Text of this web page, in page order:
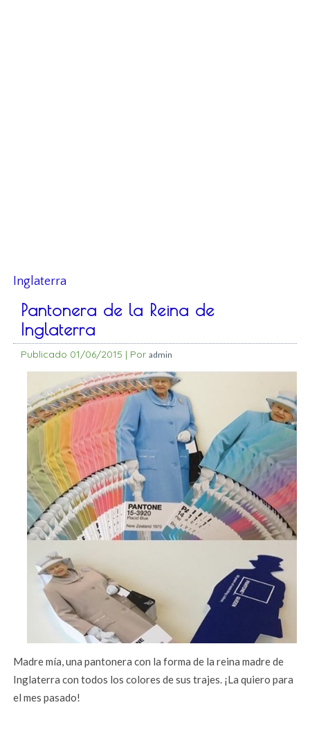
Inglaterra
Pantonera de la Reina de
Inglaterra
Publicado 01/06/2015 | Por admin
Madre mía, una pantonera con la forma de la reina madre de
Inglaterra con todos los colores de sus trajes. ¡La quiero para
el mes pasado!